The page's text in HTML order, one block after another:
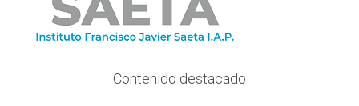
Contenido destacado